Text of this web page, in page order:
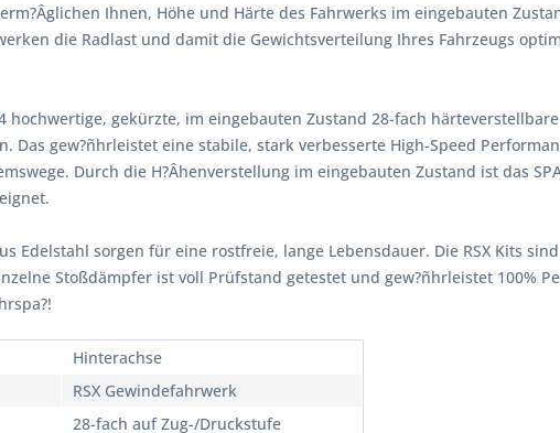
erm?Âglichen Ihnen, Höhe und Härte des Fahrwerks im eingebauten
die Radlast und damit die Gewichtsverteilung Ihres Fahrzeugs
4 hochwertige, gekürzte, im eingebauten Zustand 28-fach
Das gew?ñhrleistet eine stabile, stark verbesserte High-Speed
Durch die H?Âhenverstellung im eingebauten Zustand ist das
Edelstahl sorgen für eine rostfreie, lange Lebensdauer. Die RSX Kits
Stoßdämpfer ist voll Prüfstand getestet und gew?ñhrleistet 100%
Hinterachse
RSX Gewindefahrwerk
28-fach auf Zug-/Druckstufe